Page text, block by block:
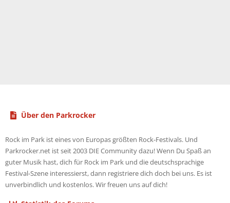
Über den Parkrocker
Rock im Park ist eines von Europas größten Rock-Festivals. Und
Parkrocker.net ist seit 2003 DIE Community dazu! Wenn Du Spaß an
guter Musik hast, dich für Rock im Park und die deutschsprachige
Festival-Szene interessierst, dann registriere dich doch bei uns. Es ist
unverbindlich und kostenlos. Wir freuen uns auf dich!